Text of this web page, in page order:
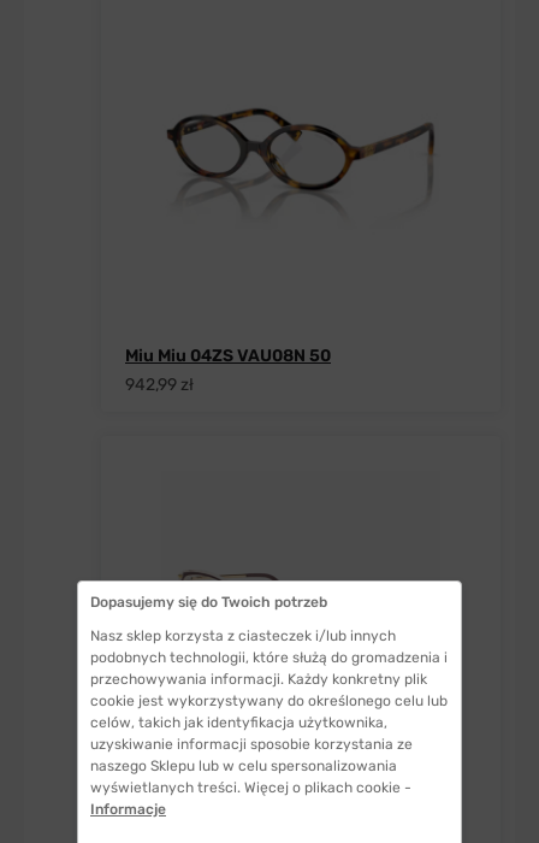
Miu Miu 04ZS VAU08N 50
942,99 zł
Okulary do komputera Gepetto C6 Kate
Dopasujemy się do Twoich potrzeb
Nasz sklep korzysta z ciasteczek i/lub innych
podobnych technologii, które służą do gromadzenia i
przechowywania informacji. Każdy konkretny plik
cookie jest wykorzystywany do określonego celu lub
celów, takich jak identyfikacja użytkownika,
uzyskiwanie informacji sposobie korzystania ze
naszego Sklepu lub w celu spersonalizowania
wyświetlanych treści. Więcej o plikach cookie -
Informacje